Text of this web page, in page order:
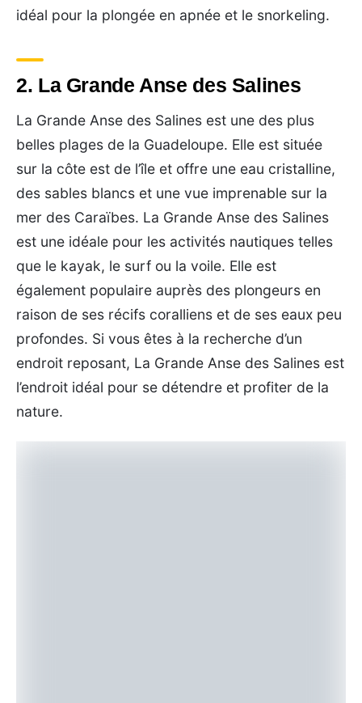
idéal pour la plongée en apnée et le snorkeling.
2. La Grande Anse des Salines
La Grande Anse des Salines est une des plus
belles plages de la Guadeloupe. Elle est située
sur la côte est de l’île et offre une eau cristalline,
des sables blancs et une vue imprenable sur la
mer des Caraïbes. La Grande Anse des Salines
est une idéale pour les activités nautiques telles
que le kayak, le surf ou la voile. Elle est
également populaire auprès des plongeurs en
raison de ses récifs coralliens et de ses eaux peu
profondes. Si vous êtes à la recherche d’un
endroit reposant, La Grande Anse des Salines est
l’endroit idéal pour se détendre et profiter de la
nature.